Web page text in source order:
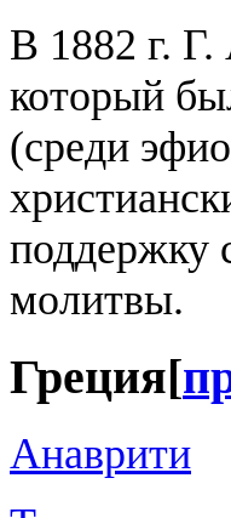
В 1882 г.
который
(среди
поддержку
молитвы.
Греция[
Анаврити